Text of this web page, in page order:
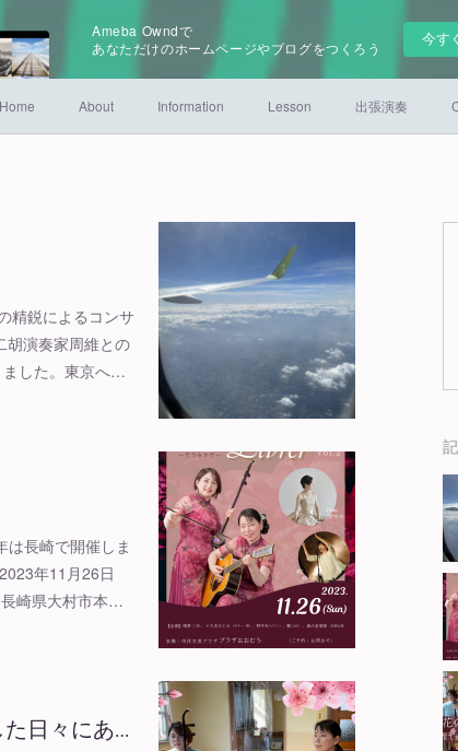
Ameba Owndで
あなただけのホームページやブログをつくろう
今す
Home About Information Lesson 出張演奏
精鋭によるコンサ
胡演奏家周維との
ました。東京へ…
長崎で開催しま
年11月26日
崎県大村市本…
た日々にあ…